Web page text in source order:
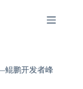
鲲鹏开发者峰